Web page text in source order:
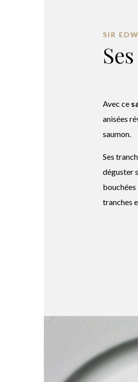
SIR
Avec ce
anisées
saumon.
Ses
déguster
bouchées
tranches